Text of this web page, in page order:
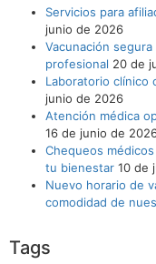
Servicios para
junio de 2026
Vacunación
profesional 20 de
Laboratorio clínico
junio de 2026
Atención médica
16 de junio de
Chequeos
tu bienestar 10 de
Nuevo horario de
comodidad de
Tags